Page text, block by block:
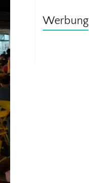
Werbung